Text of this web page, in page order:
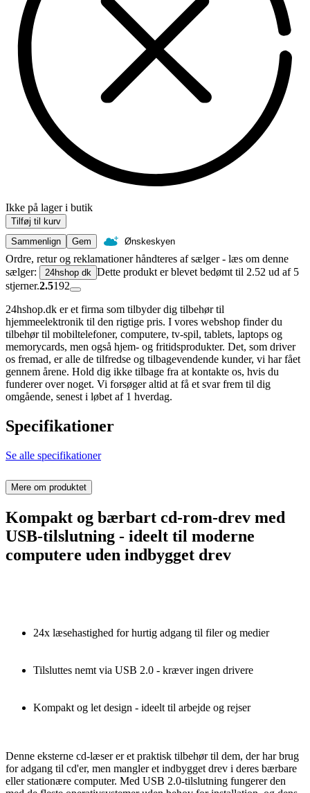
Ikke på lager i butik
Tilføj til kurv
Sammenlign
Gem Ønskeskyen
Ordre, retur og reklamationer håndteres af sælger - læs om denne
sælger:
24hshop dk Dette produkt er blevet bedømt til 2.52 ud af 5
stjerner.2.5192
24hshop.dk er et firma som tilbyder dig tilbehør til
hjemmeelektronik til den rigtige pris. I vores webshop finder du
tilbehør til mobiltelefoner, computere, tv-spil, tablets, laptops og
memorycards, men også hjem- og fritidsprodukter. Det, som driver
os fremad, er alle de tilfredse og tilbagevendende kunder, vi har fået
gennem årene. Hold dig ikke tilbage fra at kontakte os, hvis du
funderer over noget. Vi forsøger altid at få et svar frem til dig
omgående, senest i løbet af 1 hverdag.
Specifikationer
Se alle specifikationer
Mere om produktet
Kompakt og bærbart cd-rom-drev med
USB-tilslutning - ideelt til moderne
computere uden indbygget drev
24x læsehastighed for hurtig adgang til filer og medier
Tilsluttes nemt via USB 2.0 - kræver ingen drivere
Kompakt og let design - ideelt til arbejde og rejser
Denne eksterne cd-læser er et praktisk tilbehør til dem, der har brug
for adgang til cd'er, men mangler et indbygget drev i deres bærbare
eller stationære computer. Med USB 2.0-tilslutning fungerer den